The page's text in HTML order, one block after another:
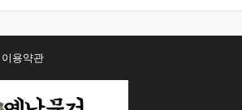
이용약관